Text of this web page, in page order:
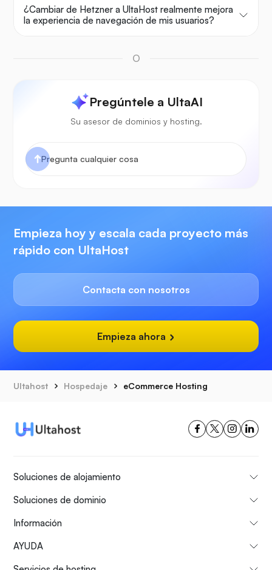
¿Cambiar de Hetzner a UltaHost realmente mejora
la experiencia de navegación de mis usuarios?
O
Pregúntele a UltaAI
Su asesor de dominios y hosting.
Empieza hoy y escala cada proyecto más
rápido con UltaHost
Contacta con nosotros
Empieza ahora
Ultahost Hospedaje eCommerce Hosting
Soluciones de alojamiento
Soluciones de dominio
Información
AYUDA